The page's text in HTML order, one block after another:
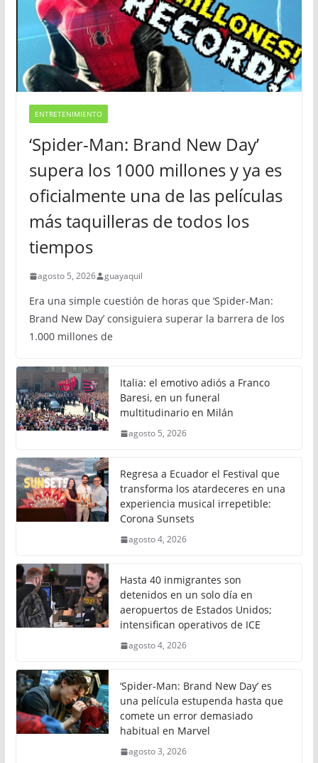
ENTRETENIMIENTO
‘Spider-Man: Brand New Day’
supera los 1000 millones y ya es
oficialmente una de las películas
más taquilleras de todos los
tiempos
agosto 5, 2026 guayaquil
Era una simple cuestión de horas que ‘Spider-Man:
Brand New Day’ consiguiera superar la barrera de los
1.000 millones de
Italia: el emotivo adiós a Franco
Baresi, en un funeral
multitudinario en Milán
agosto 5, 2026
Regresa a Ecuador el Festival que
transforma los atardeceres en una
experiencia musical irrepetible:
Corona Sunsets
agosto 4, 2026
Hasta 40 inmigrantes son
detenidos en un solo día en
aeropuertos de Estados Unidos;
intensifican operativos de ICE
agosto 4, 2026
‘Spider-Man: Brand New Day’ es
una película estupenda hasta que
comete un error demasiado
habitual en Marvel
agosto 3, 2026